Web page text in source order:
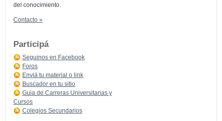
del conocimiento.
Contacto »
Participá
Seguinos en Facebook
Foros
Enviá tu material o link
Buscador en tu sitio
Guia de Carreras Universitarias y
Cursos
Colegios Secundarios